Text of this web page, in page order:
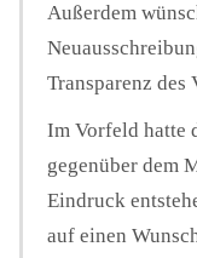
Außerdem
Transparenz des
Im Vorfeld hatte
gegenüber dem
Eindruck
auf einen